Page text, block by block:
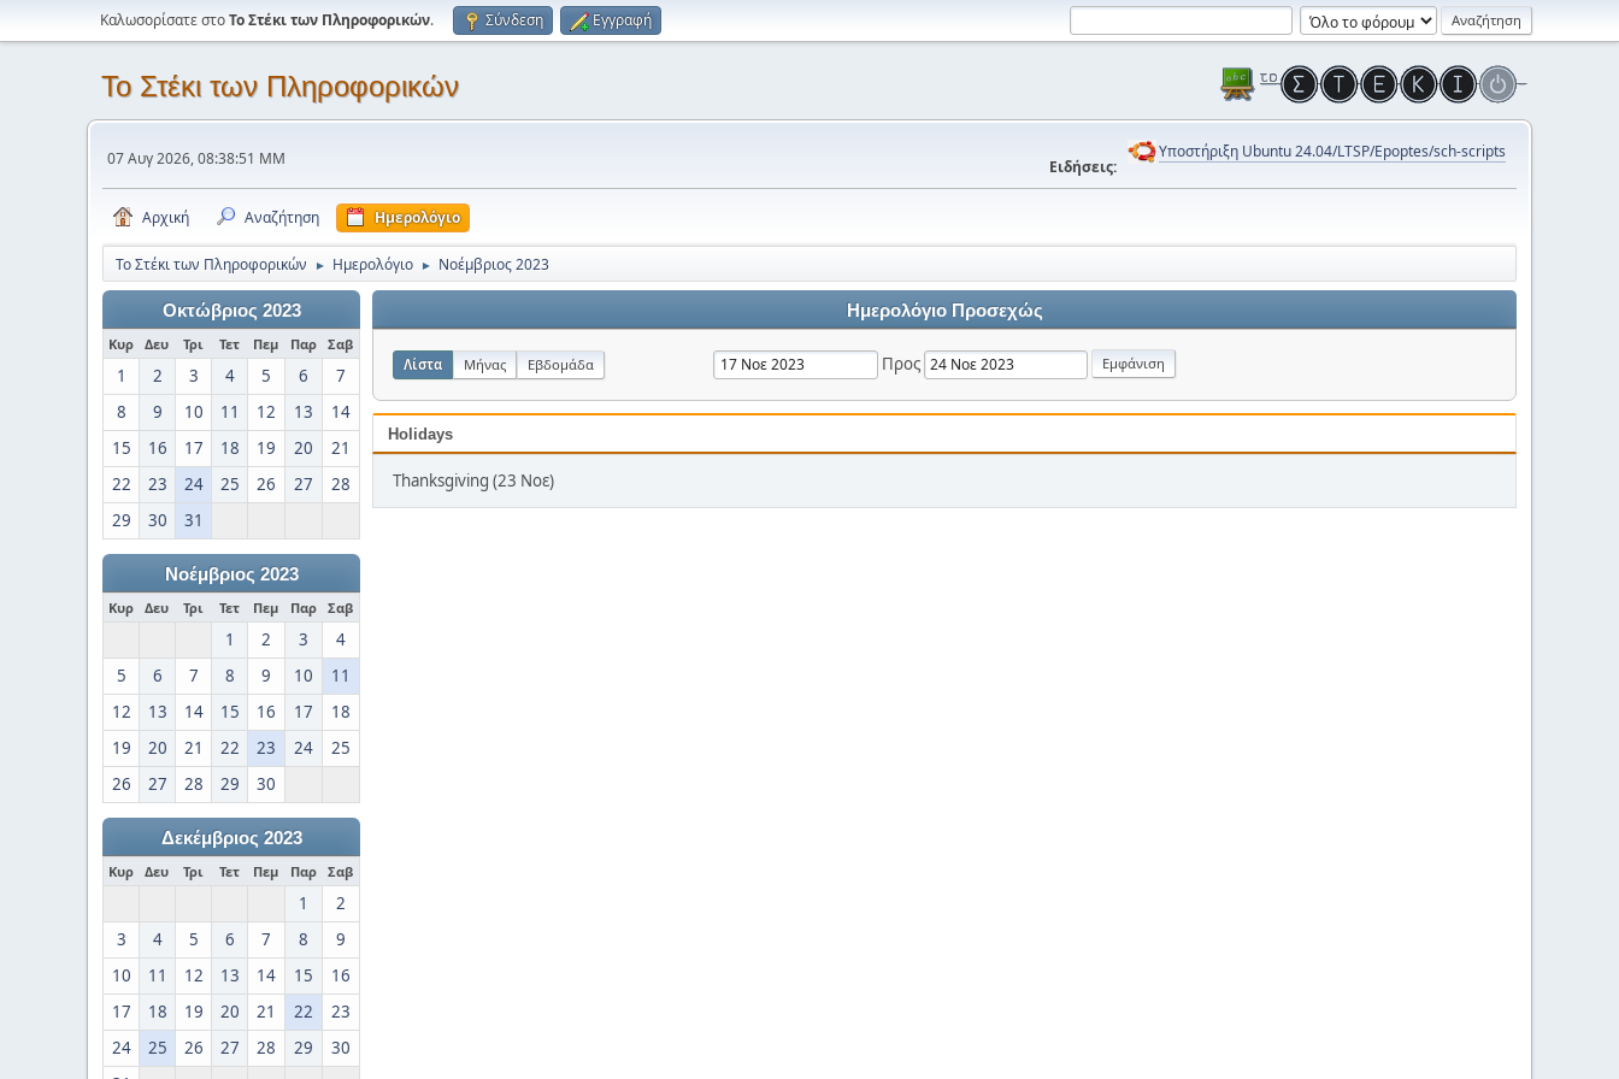
Καλωσορίσατε στοΤο Στέκι των Πληροφορικών. Σύνδεση Εγγραφή
Το Στέκι των Πληροφορικών
07 Αυγ 2026, 08:38:51 ΜΜ Ειδήσεις:
Υποστήριξη Ubuntu 24.04/LTSP/Epoptes/sch-scripts
Αρχική Αναζήτηση Ημερολόγιο
Το Στέκι των Πληροφορικών ► Ημερολόγιο ► Νοέμβριος 2023
Οκτώβριος 2023
Κυρ Δευ Τρι Τετ Πεμ Παρ Σαβ
1 2 3 4 5 6
7
8
9 10 11 12 13
14
15
16 17 18 19 20
21
22
23 24 25 26 27
28
29
30 31
Νοέμβριος 2023
Κυρ Δευ Τρι Τετ Πεμ Παρ Σαβ
1 2 3
4
5
6 7 8 9 10
11
12
13 14 15 16 17
18
19
20 21 22 23 24
25
26
27 28 29 30
Δεκέμβριος 2023
Κυρ Δευ Τρι Τετ Πεμ Παρ Σαβ
1
2
3
4 5 6 7 8
9
10
11 12 13 14 15
16
17
18 19 20 21 22
23
24
25 26 27 28 29
30
Ημερολόγιο Προσεχώς
Λίστα Μήνας Εβδομάδα Προς
Holidays
Thanksgiving (23 Νοε)